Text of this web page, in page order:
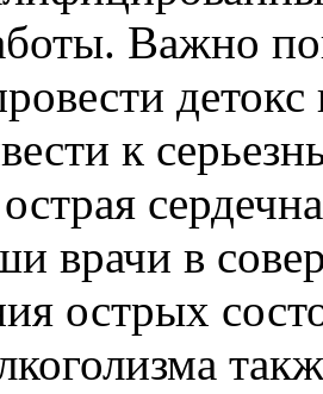
Важно
к
врачи в
острых